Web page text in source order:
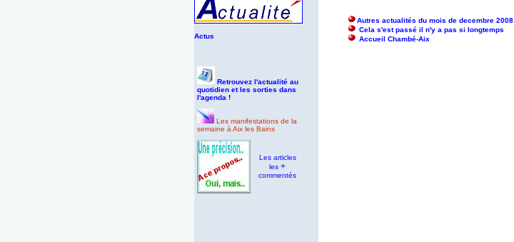
Actus
Autres actualités du mois de decembre 2008
Cela s'est passé il n'y a pas si longtemps
Accueil Chambé-Aix
Retrouvez l'actualité au
quotidien et les sorties dans
l'agenda !
Les manifestations de la
semaine à Aix les Bains
Les articles
les +
commentés